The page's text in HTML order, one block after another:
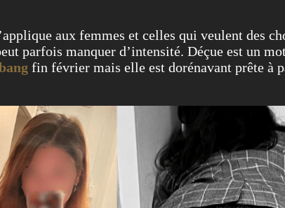
aux femmes et celles qui veulent des
parfois manquer d’intensité. Déçue est un
fin février mais elle est dorénavant prête à